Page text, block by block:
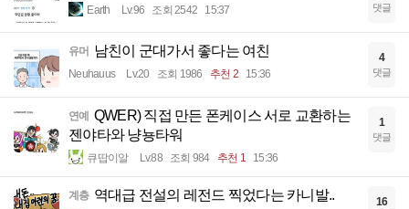
Earth Lv.96 조회 2542 15:37 댓글
유머 남친이 군대가서 좋다는 여친
Neuhauus Lv.20 조회 1986 추천 2 15:36
4
댓글
연예 QWER) 직접 만든 폰케이스 서로 교환하는
젠야타와 냥뇽타워
큐땁이알 Lv.88 조회 984 추천 1 15:36
1
댓글
계층 역대급 전설의 레전드 찍었다는 카니발.. 16